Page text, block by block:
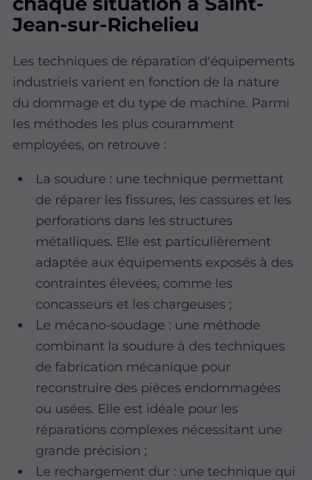
Jean-sur-Richelieu
Les techniques de réparation d'équipements
industriels varient en fonction de la nature
du dommage et du type de machine. Parmi
les méthodes les plus couramment
employées, on retrouve :
La soudure : une technique permettant
de réparer les fissures, les cassures et les
perforations dans les structures
métalliques. Elle est particulièrement
adaptée aux équipements exposés à des
contraintes élevées, comme les
concasseurs et les chargeuses ;
Le mécano-soudage : une méthode
combinant la soudure à des techniques
de fabrication mécanique pour
reconstruire des pièces endommagées
ou usées. Elle est idéale pour les
réparations complexes nécessitant une
grande précision ;
Le rechargement dur : une technique qui